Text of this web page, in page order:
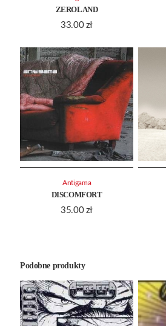
ZEROLAND
33.00 zł
DISCOMFORT
35.00 zł
Antigama
Podobne produkty